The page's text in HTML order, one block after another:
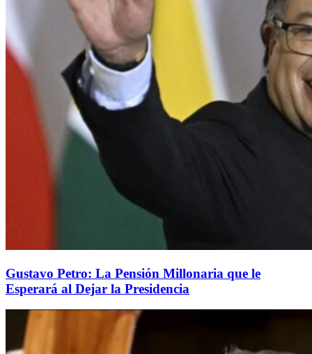
Gustavo Petro: La Pensión Millonaria que le
Esperará al Dejar la Presidencia